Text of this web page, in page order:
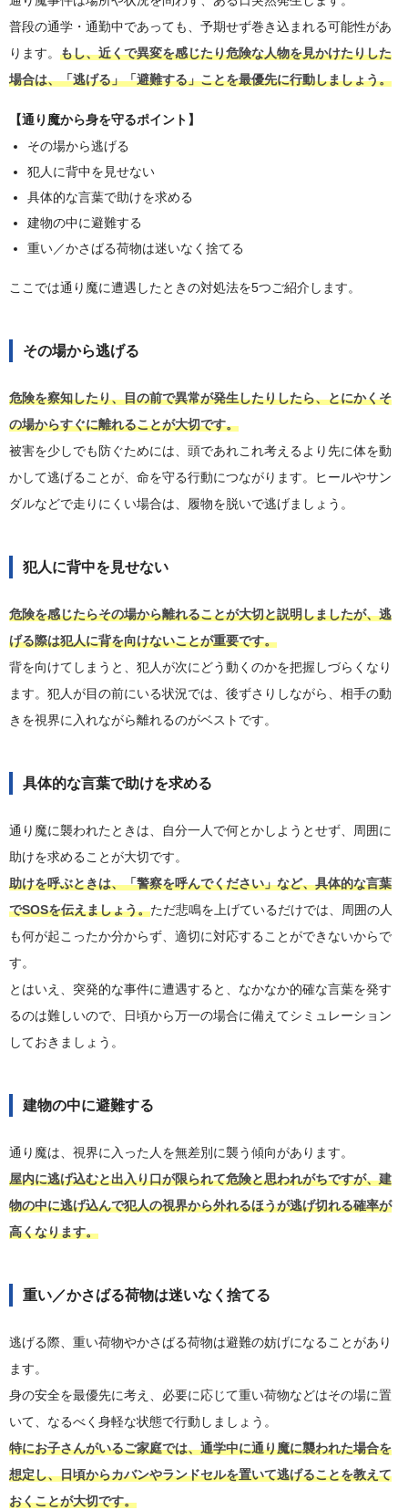
普段の通学・通勤中であっても、予期せず巻き込まれる可能性があ
ります。 もし、近くで異変を感じたり危険な人物を見かけたりした
場合は、「逃げる」「避難する」ことを最優先に行動しましょう。
【通り魔から身を守るポイント】
その場から逃げる
犯人に背中を見せない
具体的な言葉で助けを求める
建物の中に避難する
重い／かさばる荷物は迷いなく捨てる
ここでは通り魔に遭遇したときの対処法を5つご紹介します。
その場から逃げる
危険を察知したり、目の前で異常が発生したりしたら、とにかくそ
の場からすぐに離れることが大切です。
被害を少しでも防ぐためには、頭であれこれ考えるより先に体を動
かして逃げることが、命を守る行動につながります。ヒールやサン
ダルなどで走りにくい場合は、履物を脱いで逃げましょう。
犯人に背中を見せない
危険を感じたらその場から離れることが大切と説明しましたが、逃
げる際は犯人に背を向けないことが重要です。
背を向けてしまうと、犯人が次にどう動くのかを把握しづらくなり
ます。犯人が目の前にいる状況では、後ずさりしながら、相手の動
きを視界に入れながら離れるのがベストです。
具体的な言葉で助けを求める
通り魔に襲われたときは、自分一人で何とかしようとせず、周囲に
助けを求めることが大切です。
助けを呼ぶときは、「警察を呼んでください」など、具体的な言葉
でSOSを伝えましょう。ただ悲鳴を上げているだけでは、周囲の人
も何が起こったか分からず、適切に対応することができないからで
す。
とはいえ、突発的な事件に遭遇すると、なかなか的確な言葉を発す
るのは難しいので、日頃から万一の場合に備えてシミュレーション
しておきましょう。
建物の中に避難する
通り魔は、視界に入った人を無差別に襲う傾向があります。
屋内に逃げ込むと出入り口が限られて危険と思われがちですが、建
物の中に逃げ込んで犯人の視界から外れるほうが逃げ切れる確率が
高くなります。
重い／かさばる荷物は迷いなく捨てる
逃げる際、重い荷物やかさばる荷物は避難の妨げになることがあり
ます。
身の安全を最優先に考え、必要に応じて重い荷物などはその場に置
いて、なるべく身軽な状態で行動しましょう。
特にお子さんがいるご家庭では、通学中に通り魔に襲われた場合を
想定し、日頃からカバンやランドセルを置いて逃げることを教えて
おくことが大切です。